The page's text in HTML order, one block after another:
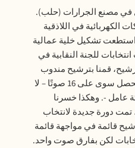
الكهربائية في اللاذقية
تشكيل خلية عمالية
للجنة النقابية في
قمنا بترشيح مندوب
لنا في النقابة، ولكن لم نحصل سوى على 16 صوتًا – لا
عامل -. وهكذا خسرنا
في عام 1976، تمت دورة جديدة لانتخاب
قائمة في مواجهة قائمة
لكن بفارق صوت واحد.